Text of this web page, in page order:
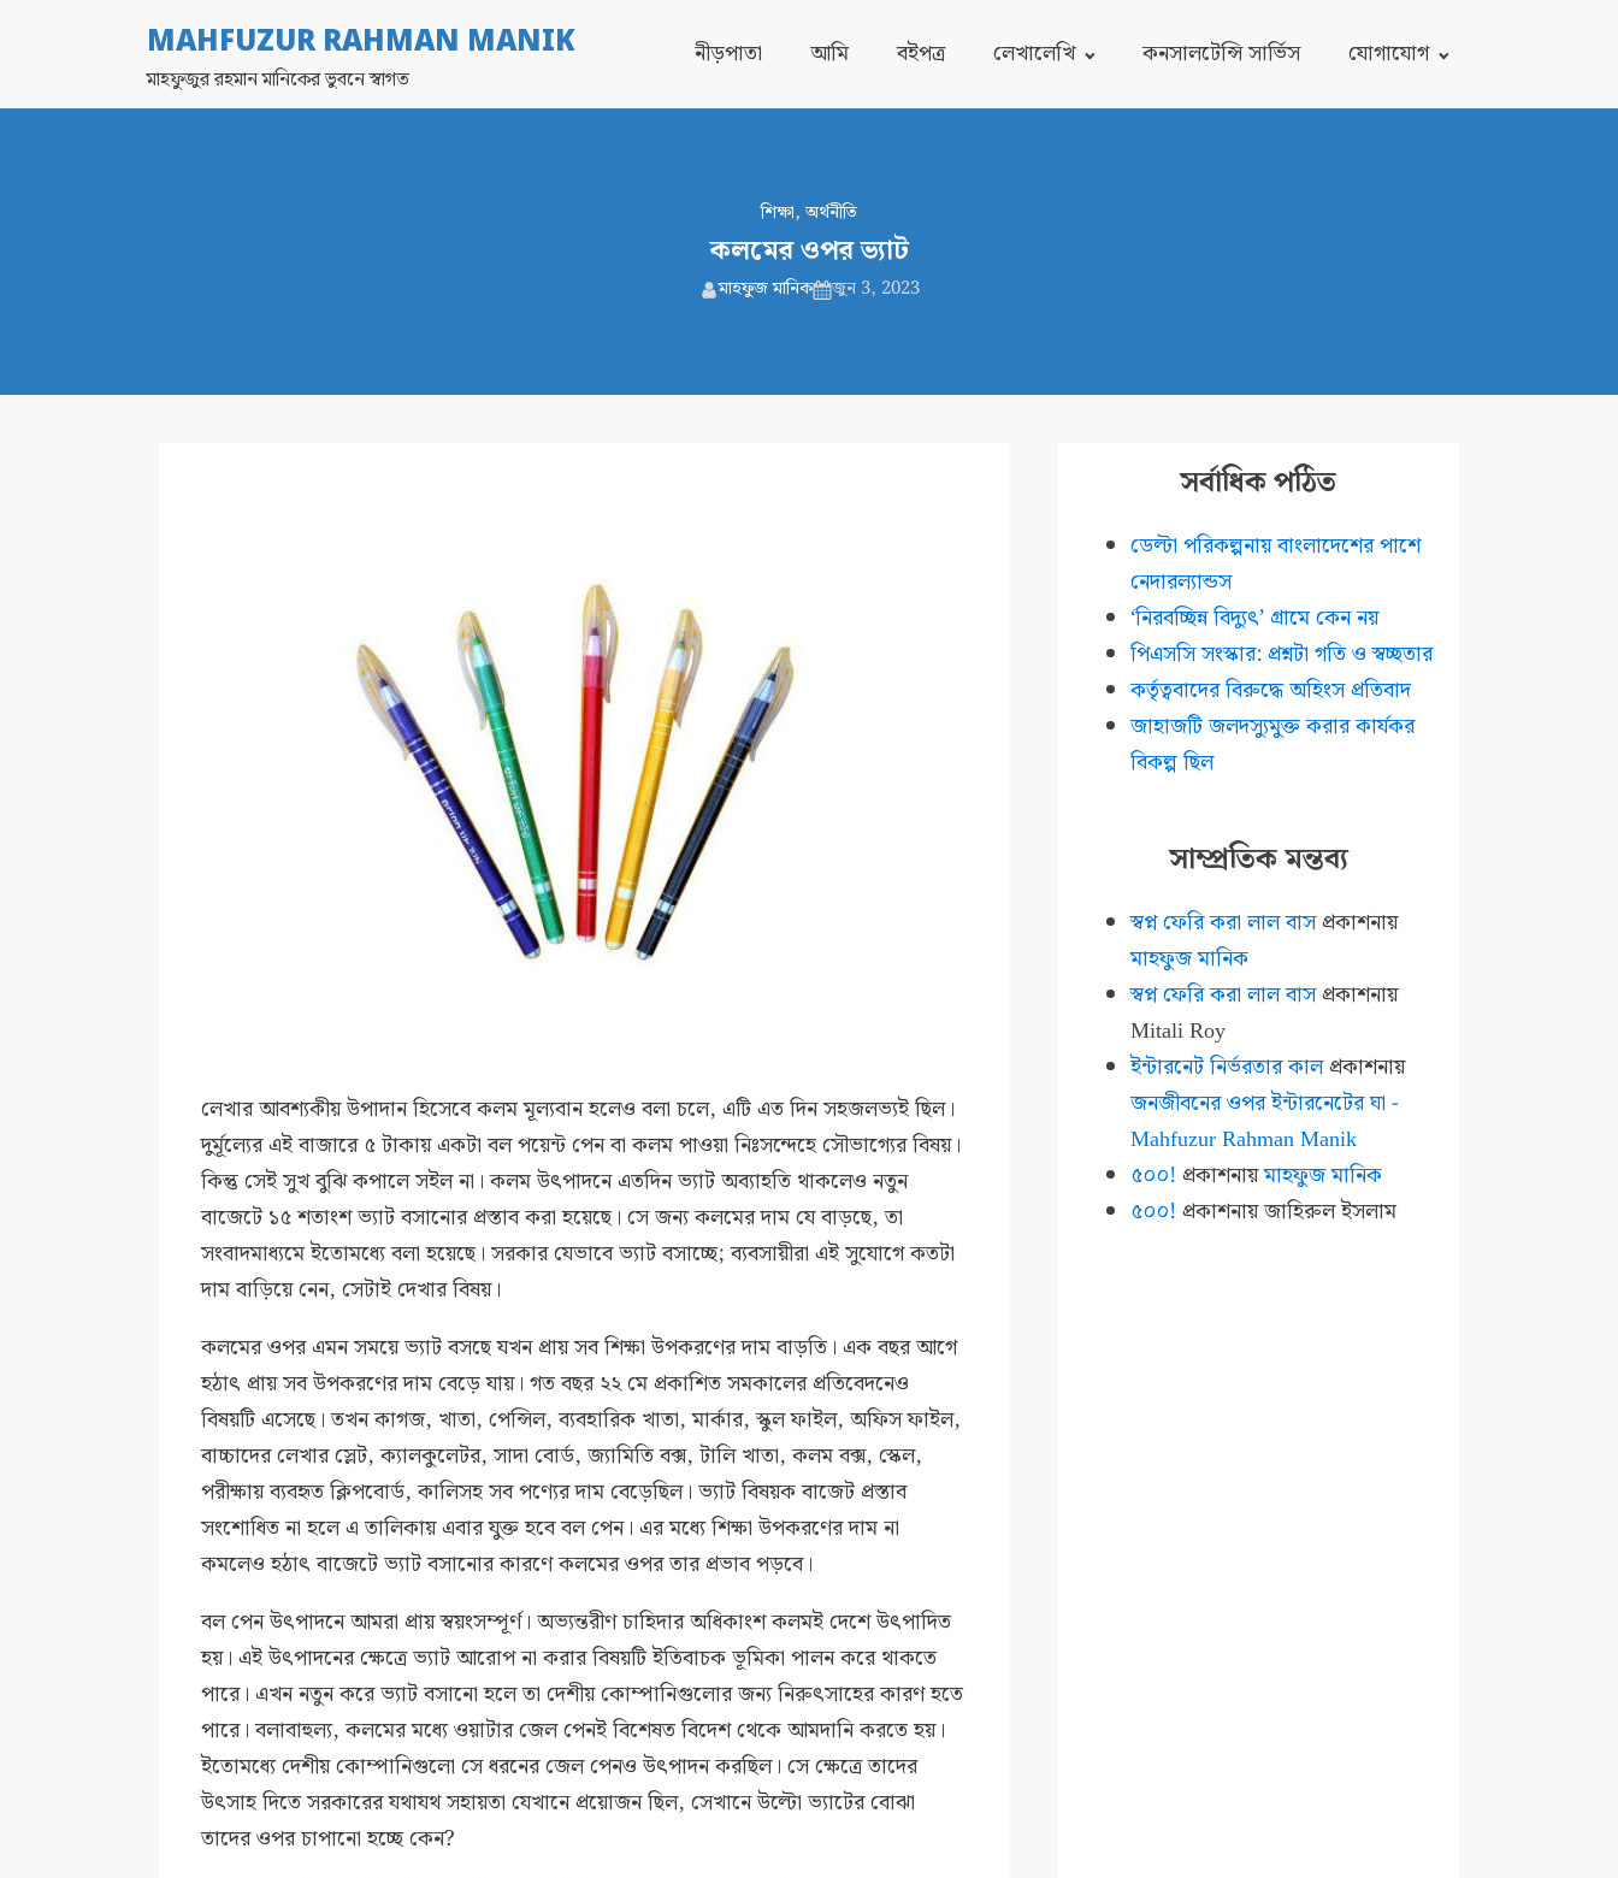
MAHFUZUR RAHMAN MANIK
মাহফুজুর রহমান মানিকের ভুবনে স্বাগত
নীড়পাতা আমি বইপত্র লেখালেখি কনসালটেন্সি সার্ভিস যোগাযোগ
শিক্ষা,অর্থনীতি
কলমের ওপর ভ্যাট
মাহফুজ মানিক জুন 3, 2023
লেখার আবশ্যকীয় উপাদান হিসেবে কলম মূল্যবান হলেও বলা চলে, এটি এত দিন সহজলভ্যই ছিল।
দুর্মূল্যের এই বাজারে ৫ টাকায় একটা বল পয়েন্ট পেন বা কলম পাওয়া নিঃসন্দেহে সৌভাগ্যের বিষয়।
কিন্তু সেই সুখ বুঝি কপালে সইল না। কলম উৎপাদনে এতদিন ভ্যাট অব্যাহতি থাকলেও নতুন
বাজেটে ১৫ শতাংশ ভ্যাট বসানোর প্রস্তাব করা হয়েছে। সে জন্য কলমের দাম যে বাড়ছে, তা
সংবাদমাধ্যমে ইতোমধ্যে বলা হয়েছে। সরকার যেভাবে ভ্যাট বসাচ্ছে; ব্যবসায়ীরা এই সুযোগে কতটা
দাম বাড়িয়ে নেন, সেটাই দেখার বিষয়।
কলমের ওপর এমন সময়ে ভ্যাট বসছে যখন প্রায় সব শিক্ষা উপকরণের দাম বাড়তি। এক বছর আগে
হঠাৎ প্রায় সব উপকরণের দাম বেড়ে যায়। গত বছর ২২ মে প্রকাশিত সমকালের প্রতিবেদনেও
বিষয়টি এসেছে। তখন কাগজ, খাতা, পেন্সিল, ব্যবহারিক খাতা, মার্কার, স্কুল ফাইল, অফিস ফাইল,
বাচ্চাদের লেখার স্লেট, ক্যালকুলেটর, সাদা বোর্ড, জ্যামিতি বক্স, টালি খাতা, কলম বক্স, স্কেল,
পরীক্ষায় ব্যবহৃত ক্লিপবোর্ড, কালিসহ সব পণ্যের দাম বেড়েছিল। ভ্যাট বিষয়ক বাজেট প্রস্তাব
সংশোধিত না হলে এ তালিকায় এবার যুক্ত হবে বল পেন। এর মধ্যে শিক্ষা উপকরণের দাম না
কমলেও হঠাৎ বাজেটে ভ্যাট বসানোর কারণে কলমের ওপর তার প্রভাব পড়বে।
বল পেন উৎপাদনে আমরা প্রায় স্বয়ংসম্পূর্ণ। অভ্যন্তরীণ চাহিদার অধিকাংশ কলমই দেশে উৎপাদিত
হয়। এই উৎপাদনের ক্ষেত্রে ভ্যাট আরোপ না করার বিষয়টি ইতিবাচক ভূমিকা পালন করে থাকতে
পারে। এখন নতুন করে ভ্যাট বসানো হলে তা দেশীয় কোম্পানিগুলোর জন্য নিরুৎসাহের কারণ হতে
পারে। বলাবাহুল্য, কলমের মধ্যে ওয়াটার জেল পেনই বিশেষত বিদেশ থেকে আমদানি করতে হয়।
ইতোমধ্যে দেশীয় কোম্পানিগুলো সে ধরনের জেল পেনও উৎপাদন করছিল। সে ক্ষেত্রে তাদের
উৎসাহ দিতে সরকারের যথাযথ সহায়তা যেখানে প্রয়োজন ছিল, সেখানে উল্টো ভ্যাটের বোঝা
তাদের ওপর চাপানো হচ্ছে কেন?
সর্বাধিক পঠিত
ডেল্টা পরিকল্পনায় বাংলাদেশের পাশে
নেদারল্যান্ডস
‘নিরবচ্ছিন্ন বিদ্যুৎ’ গ্রামে কেন নয়
পিএসসি সংস্কার: প্রশ্নটা গতি ও স্বচ্ছতার
কর্তৃত্ববাদের বিরুদ্ধে অহিংস প্রতিবাদ
জাহাজটি জলদস্যুমুক্ত করার কার্যকর
বিকল্প ছিল
সাম্প্রতিক মন্তব্য
স্বপ্ন ফেরি করা লাল বাসপ্রকাশনায়
মাহফুজ মানিক
স্বপ্ন ফেরি করা লাল বাসপ্রকাশনায়
Mitali Roy
ইন্টারনেট নির্ভরতার কালপ্রকাশনায়
জনজীবনের ওপর ইন্টারনেটের ঘা -
Mahfuzur Rahman Manik
৫০০! প্রকাশনায়মাহফুজ মানিক
৫০০! প্রকাশনায়জাহিরুল ইসলাম